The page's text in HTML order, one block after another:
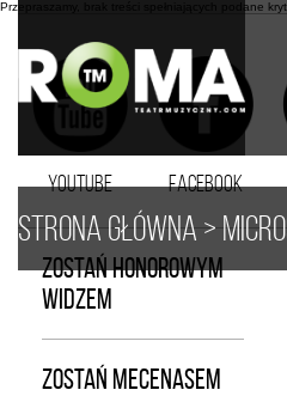
Strona główna >
Przepraszamy, brak treści spełniających podane
YOUTUBE FACEBOOK
ZOSTAŃ HONOROWYM
WIDZEM
ZOSTAŃ MECENASEM